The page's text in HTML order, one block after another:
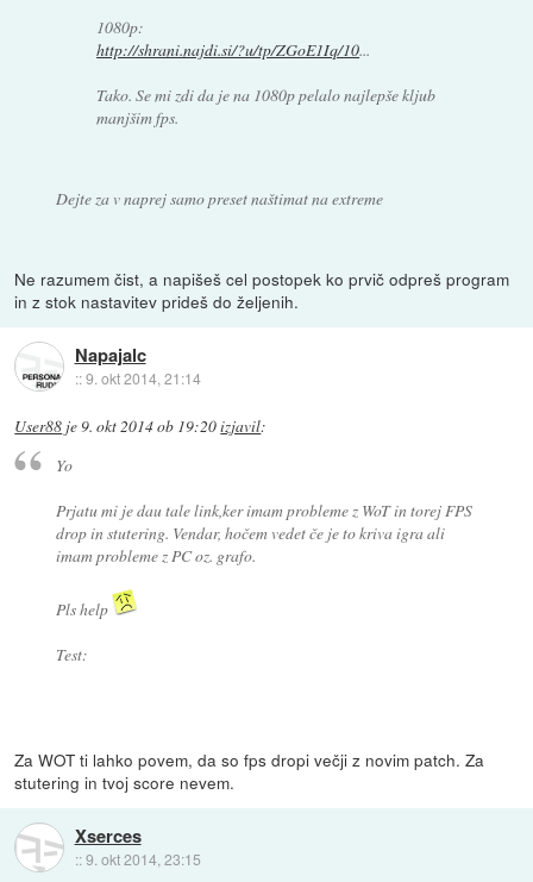
1080p:
http://shrani.najdi.si/?u/tp/ZGoE1Iq/10...
Tako. Se mi zdi da je na 1080p pelalo najlepše kljub
manjšim fps.
Dejte za v naprej samo preset naštimat na extreme
Ne razumem čist, a napišeš cel postopek ko prvič odpreš program
in z stok nastavitev prideš do željenih.
Napajalc
::9. okt 2014, 21:14
User88 je9. okt 2014 ob 19:20izjavil:
Yo
Prjatu mi je dau tale link,ker imam probleme z WoT in torej FPS
drop in stutering. Vendar, hočem vedet če je to kriva igra ali
imam probleme z PC oz. grafo.
Pls help
Test:
Za WOT ti lahko povem, da so fps dropi večji z novim patch. Za
stutering in tvoj score nevem.
Xserces
::9. okt 2014, 23:15